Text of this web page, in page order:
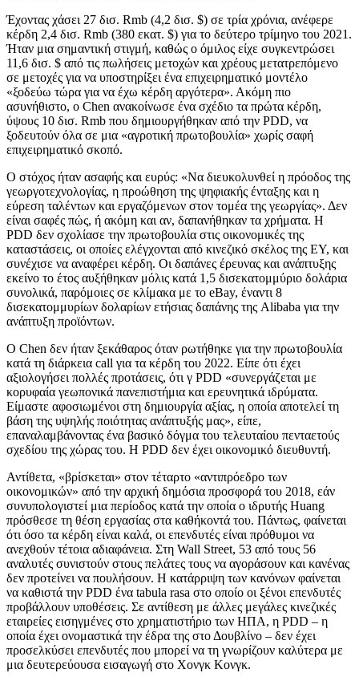
Έχοντας χάσει 27 δισ. Rmb (4,2 δισ. $) σε τρία χρόνια, ανέφερε
κέρδη 2,4 δισ. Rmb (380 εκατ. $) για το δεύτερο τρίμηνο του 2021.
Ήταν μια σημαντική στιγμή, καθώς ο όμιλος είχε συγκεντρώσει
11,6 δισ. $ από τις πωλήσεις μετοχών και χρέους μετατρεπόμενο
σε μετοχές για να υποστηρίξει ένα επιχειρηματικό μοντέλο
«ξοδεύω τώρα για να έχω κέρδη αργότερα». Ακόμη πιο
ασυνήθιστο, ο Chen ανακοίνωσε ένα σχέδιο τα πρώτα κέρδη,
ύψους 10 δισ. Rmb που δημιουργήθηκαν από την PDD, να
ξοδευτούν όλα σε μια «αγροτική πρωτοβουλία» χωρίς σαφή
επιχειρηματικό σκοπό.
Ο στόχος ήταν ασαφής και ευρύς: «Να διευκολυνθεί η πρόοδος της
γεωργοτεχνολογίας, η προώθηση της ψηφιακής ένταξης και η
εύρεση ταλέντων και εργαζόμενων στον τομέα της γεωργίας». Δεν
είναι σαφές πώς, ή ακόμη και αν, δαπανήθηκαν τα χρήματα. Η
PDD δεν σχολίασε την πρωτοβουλία στις οικονομικές της
καταστάσεις, οι οποίες ελέγχονται από κινεζικό σκέλος της EY, και
συνέχισε να αναφέρει κέρδη. Οι δαπάνες έρευνας και ανάπτυξης
εκείνο το έτος αυξήθηκαν μόλις κατά 1,5 δισεκατομμύριο δολάρια
συνολικά, παρόμοιες σε κλίμακα με το eBay, έναντι 8
δισεκατομμυρίων δολαρίων ετήσιας δαπάνης της Alibaba για την
ανάπτυξη προϊόντων.
Ο Chen δεν ήταν ξεκάθαρος όταν ρωτήθηκε για την πρωτοβουλία
κατά τη διάρκεια call για τα κέρδη του 2022. Είπε ότι έχει
αξιολογήσει πολλές προτάσεις, ότι γ PDD «συνεργάζεται με
κορυφαία γεωπονικά πανεπιστήμια και ερευνητικά ιδρύματα.
Είμαστε αφοσιωμένοι στη δημιουργία αξίας, η οποία αποτελεί τη
βάση της υψηλής ποιότητας ανάπτυξής μας», είπε,
επαναλαμβάνοντας ένα βασικό δόγμα του τελευταίου πενταετούς
σχεδίου της χώρας του. Η PDD δεν έχει οικονομικό διευθυντή.
Αντίθετα, «βρίσκεται» στον τέταρτο «αντιπρόεδρο των
οικονομικών» από την αρχική δημόσια προσφορά του 2018, εάν
συνυπολογιστεί μια περίοδος κατά την οποία ο ιδρυτής Huang
πρόσθεσε τη θέση εργασίας στα καθήκοντά του. Πάντως, φαίνεται
ότι όσο τα κέρδη είναι καλά, οι επενδυτές είναι πρόθυμοι να
ανεχθούν τέτοια αδιαφάνεια. Στη Wall Street, 53 από τους 56
αναλυτές συνιστούν στους πελάτες τους να αγοράσουν και κανένας
δεν προτείνει να πουλήσουν. Η κατάρριψη των κανόνων φαίνεται
να καθιστά την PDD ένα tabula rasa στο οποίο οι ξένοι επενδυτές
προβάλλουν υποθέσεις. Σε αντίθεση με άλλες μεγάλες κινεζικές
εταιρείες εισηγμένες στο χρηματιστήριο των ΗΠΑ, η PDD – η
οποία έχει ονομαστικά την έδρα της στο Δουβλίνο – δεν έχει
προσελκύσει επενδυτές που μπορεί να τη γνωρίζουν καλύτερα με
μια δευτερεύουσα εισαγωγή στο Χονγκ Κονγκ.